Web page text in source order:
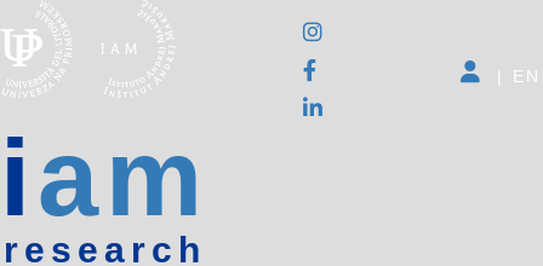
iam
research
| EN